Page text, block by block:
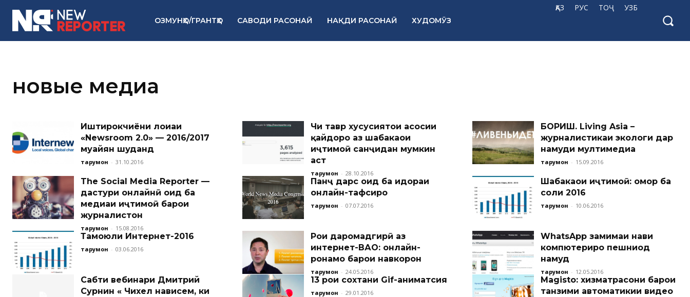
ҚАЗ РУС ТОҶ УЗБ
ОЗМУНҲО/ГРАНТҲО САВОДИ РАСОНАӢ НАҚДИ РАСОНАӢ ХУДОМӮЗ
новые медиа
Иштирокчиёни лоиҳаи
«Newsroom 2.0» — 2016/2017
муайян шуданд
тарҷумон - 31.10.2016
Чи тавр хусусиятҳои асосии
қайдҳоро аз шабакаҳои
иҷтимоӣ санҷидан мумкин
аст
тарҷумон - 28.10.2016
БОРИШ. Living Asia –
журналистикаи экологи дар
намуди мултимедиа
тарҷумон - 15.09.2016
The Social Media Reporter —
дастури онлайнӣ оид ба
медиаи иҷтимоӣ барои
журналистон
тарҷумон - 15.08.2016
Панҷ дарс оид ба идораи
онлайн-тафсирҳо
тарҷумон - 07.07.2016
Шабакаҳои иҷтимоӣ: омор ба
соли 2016
тарҷумон - 10.06.2016
Тамоюли Интернет-2016
тарҷумон - 03.06.2016
Роҳи даромадгирӣ аз
интернет-ВАО: онлайн-
роҳнамо барои навкорон
тарҷумон - 24.05.2016
WhatsApp замимаи нави
компютериро пешниҳод
намуд
тарҷумон - 12.05.2016
Сабти вебинари Дмитрий
Сурнин « Чихел нависем, ки
13 роҳи сохтани Gif-аниматсия
тарҷумон - 29.01.2016
Magisto: хизматрасони барои
танзими автоматикии видео